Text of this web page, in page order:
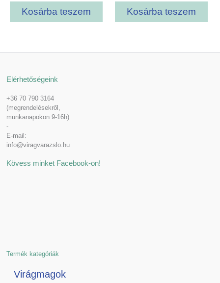
Kosárba teszem Kosárba teszem
Elérhetőségeink
+36 70 790 3164
(megrendelésekről,
munkanapokon 9-16h)
-
E-mail:
info@viragvarazslo.hu
Kövess minket Facebook-on!
Termék kategóriák
Virágmagok